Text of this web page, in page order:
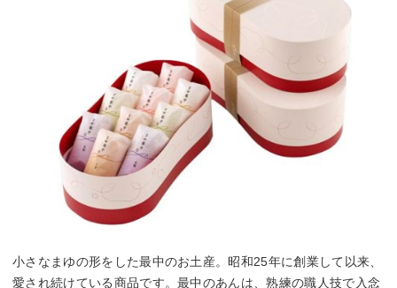
小さなまゆの形をした最中のお土産。昭和25年に創業して以来、
愛され続けている商品です。最中のあんは、熟練の職人技で入念